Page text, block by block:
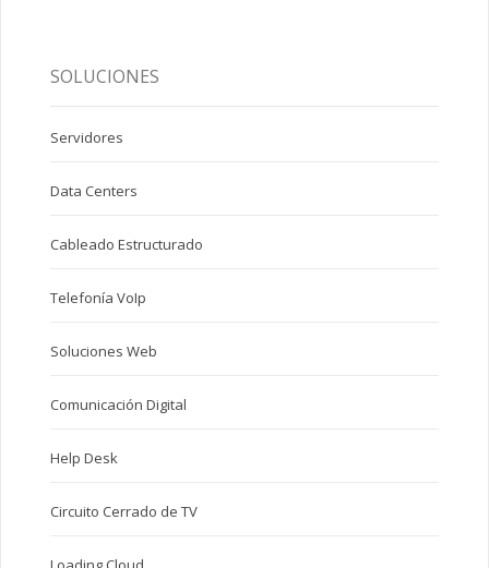
SOLUCIONES
Servidores
Data Centers
Cableado Estructurado
Telefonía VoIp
Soluciones Web
Comunicación Digital
Help Desk
Circuito Cerrado de TV